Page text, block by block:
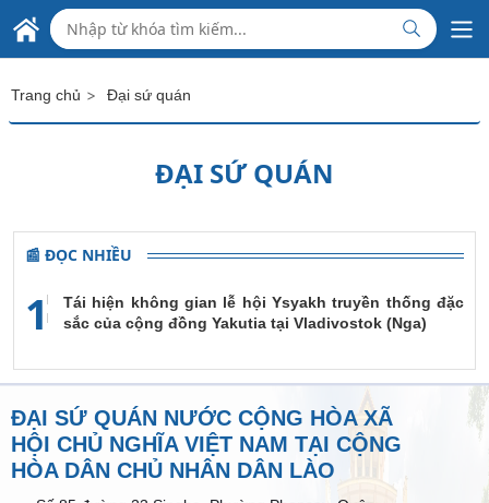
Skip to Main Content
ĐẠI SỨ QUÁN VIỆT NAM
TẠI CỘNG HÒA DÂN CHỦ NHÂN DÂN LÀO
Trang chủ > Đại sứ quán
ĐẠI SỨ QUÁN
📰 ĐỌC NHIỀU
1
Tái hiện không gian lễ hội Ysyakh truyền thống đặc
sắc của cộng đồng Yakutia tại Vladivostok (Nga)
ĐẠI SỨ QUÁN NƯỚC CỘNG HÒA XÃ
HỘI CHỦ NGHĨA VIỆT NAM TẠI CỘNG
HÒA DÂN CHỦ NHÂN DÂN LÀO